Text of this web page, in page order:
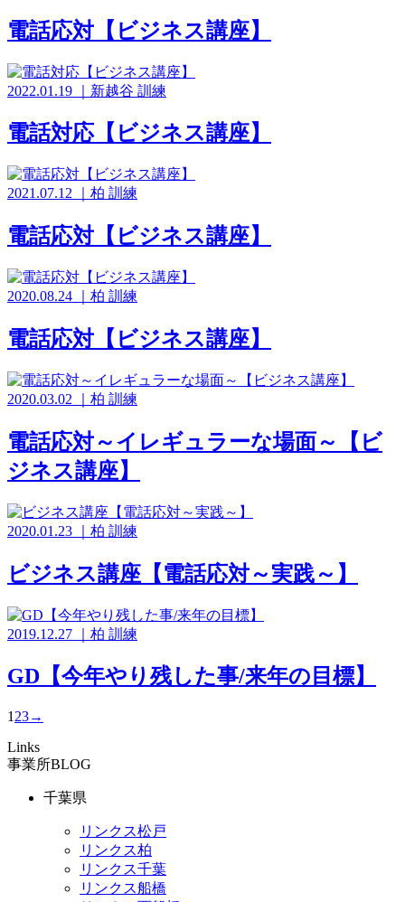
電話応対【ビジネス講座】
2022.01.19 新越谷 訓練
電話対応【ビジネス講座】
2021.07.12 柏 訓練
電話応対【ビジネス講座】
2020.08.24 柏 訓練
電話応対【ビジネス講座】
2020.03.02 柏 訓練
電話応対～イレギュラーな場面～【ビ
ジネス講座】
2020.01.23 柏 訓練
ビジネス講座【電話応対～実践～】
2019.12.27 柏 訓練
GD【今年やり残した事/来年の目標】
1 23→
Links
事業所BLOG
千葉県
リンクス松戸
リンクス柏
リンクス千葉
リンクス船橋